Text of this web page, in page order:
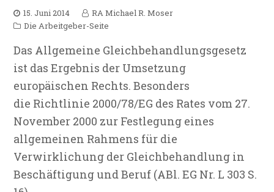
15. Juni 2014
RA Michael R. Moser
Die Arbeitgeber-Seite
Das Allgemeine Gleichbehandlungsgesetz
ist das Ergebnis der Umsetzung
europäischen Rechts. Besonders
die Richtlinie 2000/78/EG des Rates vom 27.
November 2000 zur Festlegung eines
allgemeinen Rahmens für die
Verwirklichung der Gleichbehandlung in
Beschäftigung und Beruf (ABl. EG Nr. L 303 S.